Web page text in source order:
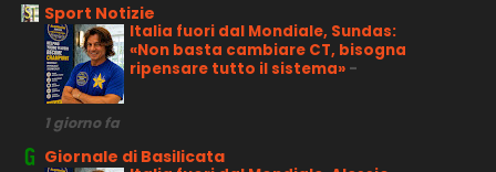
Sport Notizie
Italia fuori dal Mondiale, Sundas:
«Non basta cambiare CT, bisogna
ripensare tutto il sistema» -
1 giorno fa
Giornale di Basilicata